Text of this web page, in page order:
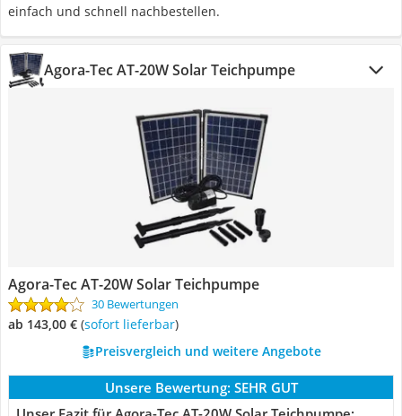
einfach und schnell nachbestellen.
Agora-Tec AT-20W Solar Teichpumpe
Agora-Tec AT-20W Solar Teichpumpe
30 Bewertungen
ab 143,00 € ( Sofort lieferbar)
Preisvergleich und weitere Angebote
Unsere Bewertung: SEHR GUT